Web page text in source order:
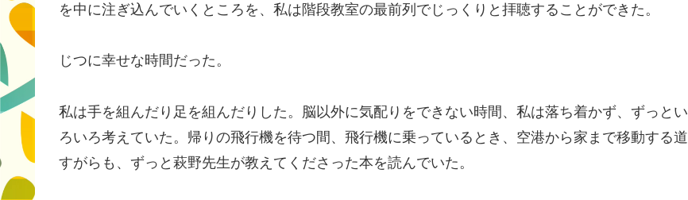
を中に注ぎ込んでいくところを、私は階段教室の最前列でじっくりと拝聴することができた。
じつに幸せな時間だった。
私は手を組んだり足を組んだりした。脳以外に気配りをできない時間、私は落ち着かず、ずっとい
ろいろ考えていた。帰りの飛行機を待つ間、飛行機に乗っているとき、空港から家まで移動する道
すがらも、ずっと萩野先生が教えてくださった本を読んでいた。